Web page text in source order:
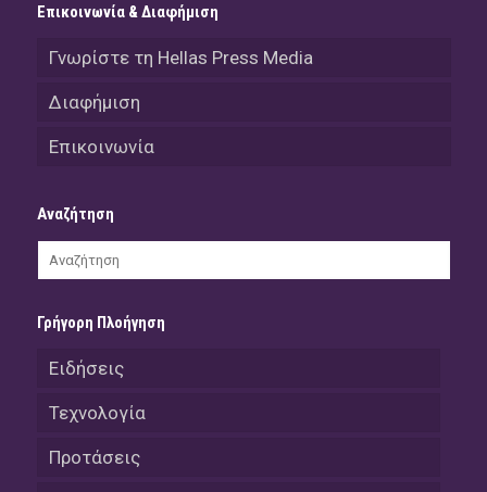
Επικοινωνία & Διαφήμιση
Γνωρίστε τη Hellas Press Media
Διαφήμιση
Επικοινωνία
Αναζήτηση
Γρήγορη Πλοήγηση
Ειδήσεις
Τεχνολογία
Προτάσεις